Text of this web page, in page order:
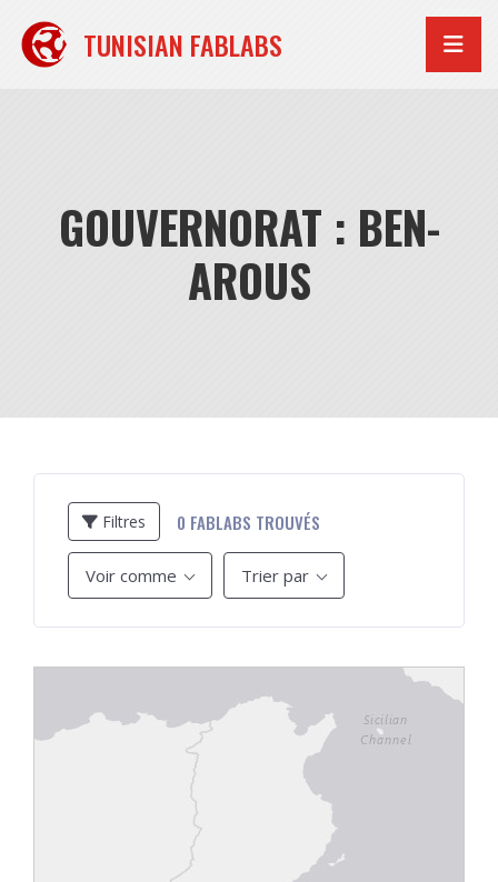
contenu
TUNISIAN FABLABS
GOUVERNORAT : BEN-
AROUS
Filtres 0 FABLABS TROUVÉS
Voir comme Trier par